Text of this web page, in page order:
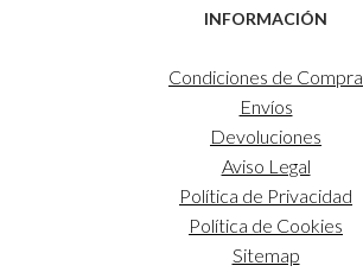
INFORMACIÓN
Condiciones de Compra
Envíos
Devoluciones
Aviso Legal
Política de Privacidad
Política de Cookies
Sitemap